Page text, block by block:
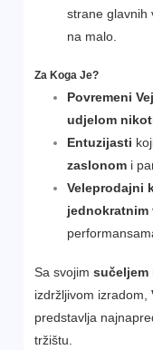
strane glavnih
na malo.
Za Koga Je?
Povremeni
udjelom
Entuzijasti
zaslonom i
Veleprodajni
jednokratnim
Sa svojimsučeljem
izdržljivom izradom,
predstavlja
tržištu.